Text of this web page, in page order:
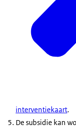
interventiekaart.
De subsidie kan